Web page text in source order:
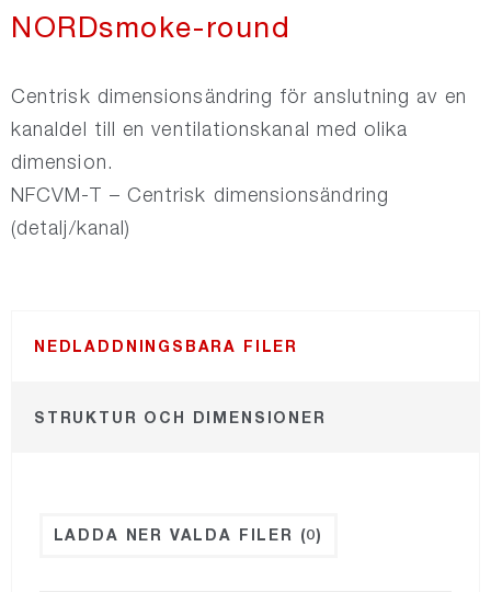
NORDroof
NORDgrille
NORDdiffuser
NORDsmoke-round
Centrisk dimensionsändring för anslutning av en
kanaldel till en ventilationskanal med olika
dimension.
NFCVM-T – Centrisk dimensionsändring
(detalj/kanal)
NEDLADDNINGSBARA FILER
STRUKTUR OCH DIMENSIONER
LADDA NER VALDA FILER (0)